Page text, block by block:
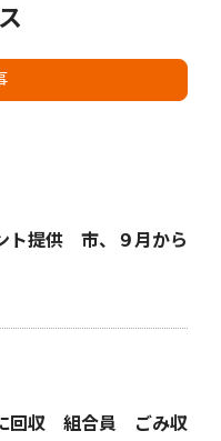
ト提供 市、９月から
回収 組合員 ごみ収